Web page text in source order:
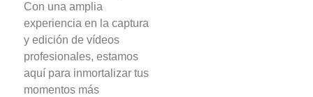
Con una amplia
experiencia en la captura
y edición de vídeos
profesionales, estamos
aquí para inmortalizar tus
momentos más